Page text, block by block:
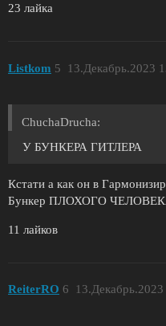
23 лайка
Listkom 13.Декабрь.2023
5
ChuchaDrucha:
У БУНКЕРА ГИТЛЕРА
Кстати а как он в
Бункер ПЛОХОГО
11 лайков
ReiterRO 6